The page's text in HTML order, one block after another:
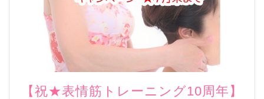
【祝★表情筋トレーニング10周年】